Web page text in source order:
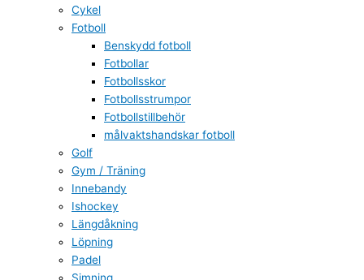
Cykel
Fotboll
Benskydd fotboll
Fotbollar
Fotbollsskor
Fotbollsstrumpor
Fotbollstillbehör
målvaktshandskar fotboll
Golf
Gym / Träning
Innebandy
Ishockey
Längdåkning
Löpning
Padel